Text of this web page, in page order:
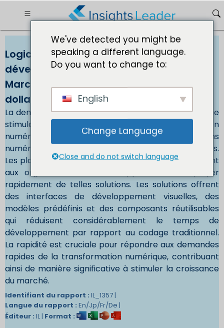
Logiciels de plates-formes de
développement No Code et Low Code
Marché Taille 46 402,94 millions de
dollars dici 2030
La demande croissante de transformation numérique
stimule la croissance du marché. La transformation
numérique implique la création de nouvelles solutions
numériques et la modernisation de celles existantes.
Les plates-formes sans code et low code permettent
aux organisations de développer et de déployer
rapidement de telles solutions. Les solutions offrent
des interfaces de développement visuelles, des
modèles prédéfinis et des composants réutilisables
qui réduisent considérablement le temps de
développement par rapport au codage traditionnel.
La rapidité est cruciale pour répondre aux demandes
rapides de la transformation numérique, contribuant
ainsi de manière significative à stimuler la croissance
du marché.
Identifiant du rapport : IL_1357 |
Langue du rapport : En/Jp/Fr/De |
Éditeur : IL | Format :
We've detected you might be
speaking a different language.
Do you want to change to:
English
Change Language
Close and do not switch language